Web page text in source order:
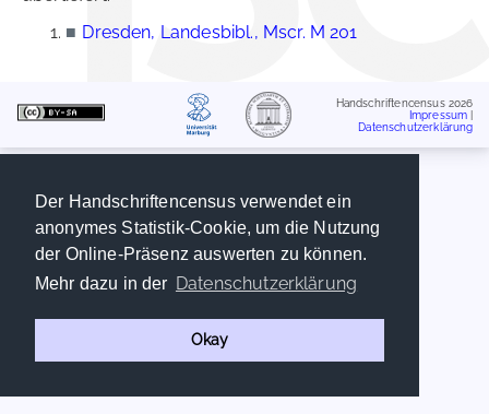
Der Handschriftencensus verwendet ein
anonymes Statistik-Cookie, um die Nutzung
der Online-Präsenz auswerten zu können.
Mehr dazu in der Datenschutzerklärung
Okay
■ Dresden, Landesbibl., Mscr. M 201
Handschriftencensus 2026
Impressum
Datenschutzerklärung